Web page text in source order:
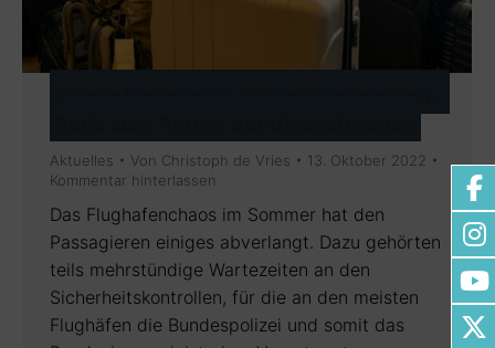
Aktuelles Von Christoph de Vries
13. Oktober 2022
Kommentar hinterlassen
Das Flughafenchaos im Sommer hat den
Passagieren einiges abverlangt. Dazu gehörten
teils mehrstündige Wartezeiten an den
Sicherheitskontrollen, für die an den meisten
Flughäfen die Bundespolizei und somit das